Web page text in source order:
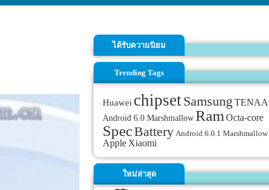
ได้รับความนิยม
Trending Tags
Huawei chipsetSamsung TENAA
Android 6.0 MarshmallowRam Octa-core
SpecBattery Android 6.0.1 Marshmallow
Apple Xiaomi
ใหม่ล่าสุด